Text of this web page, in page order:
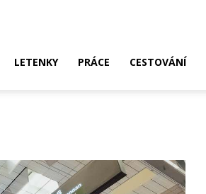
LETENKY PRÁCE CESTOVÁNÍ